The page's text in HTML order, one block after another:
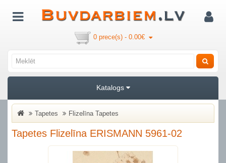
0 prece(s) - 0.00€
Katalogs
Tapetes Flizelīna Tapetes
Tapetes Flizelīna ERISMANN 5961-02